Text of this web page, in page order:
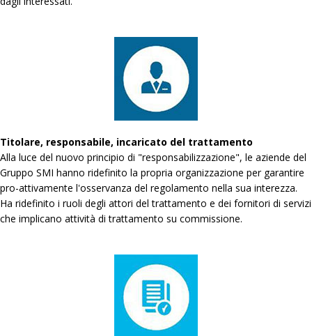
Titolare, responsabile, incaricato del trattamento
Alla luce del nuovo principio di "responsabilizzazione", le aziende del
Gruppo SMI hanno ridefinito la propria organizzazione per garantire
pro-attivamente l'osservanza del regolamento nella sua interezza.
Ha ridefinito i ruoli degli attori del trattamento e dei fornitori di servizi
che implicano attività di trattamento su commissione.